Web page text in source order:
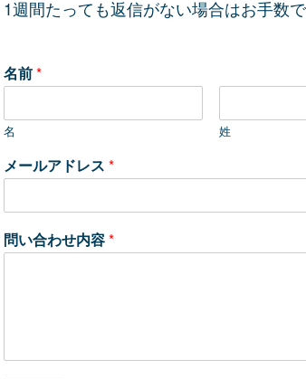
1週間たっても返信がない場合はお手数
名前*
名 姓
メールアドレス *
問い合わせ内容*